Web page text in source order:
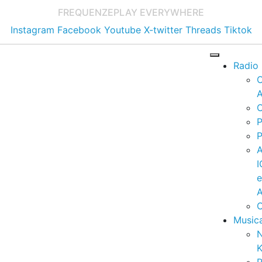
FREQUENZEPLAY EVERYWHERE
Instagram Facebook Youtube X-twitter Threads Tiktok
Radio
e